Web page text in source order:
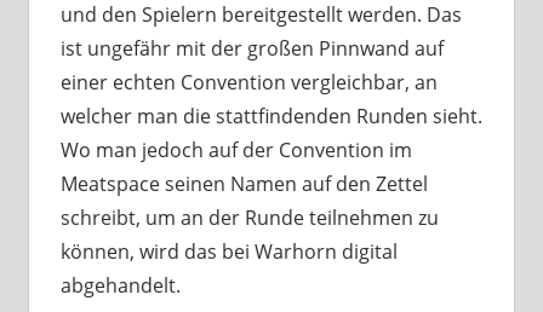
und den Spielern bereitgestellt werden. Das
ist ungefähr mit der großen Pinnwand auf
einer echten Convention vergleichbar, an
welcher man die stattfindenden Runden sieht.
Wo man jedoch auf der Convention im
Meatspace seinen Namen auf den Zettel
schreibt, um an der Runde teilnehmen zu
können, wird das bei Warhorn digital
abgehandelt.